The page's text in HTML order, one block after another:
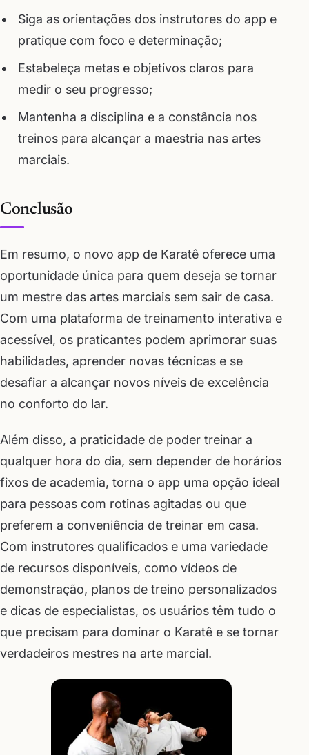
Siga as orientações dos instrutores do app e
pratique com foco e determinação;
Estabeleça metas e objetivos claros para
medir o seu progresso;
Mantenha a disciplina e a constância nos
treinos para alcançar a maestria nas artes
marciais.
Conclusão
Em resumo, o novo app de Karatê oferece uma
oportunidade única para quem deseja se tornar
um mestre das artes marciais sem sair de casa.
Com uma plataforma de treinamento interativa e
acessível, os praticantes podem aprimorar suas
habilidades, aprender novas técnicas e se
desafiar a alcançar novos níveis de excelência
no conforto do lar.
Além disso, a praticidade de poder treinar a
qualquer hora do dia, sem depender de horários
fixos de academia, torna o app uma opção ideal
para pessoas com rotinas agitadas ou que
preferem a conveniência de treinar em casa.
Com instrutores qualificados e uma variedade
de recursos disponíveis, como vídeos de
demonstração, planos de treino personalizados
e dicas de especialistas, os usuários têm tudo o
que precisam para dominar o Karatê e se tornar
verdadeiros mestres na arte marcial.